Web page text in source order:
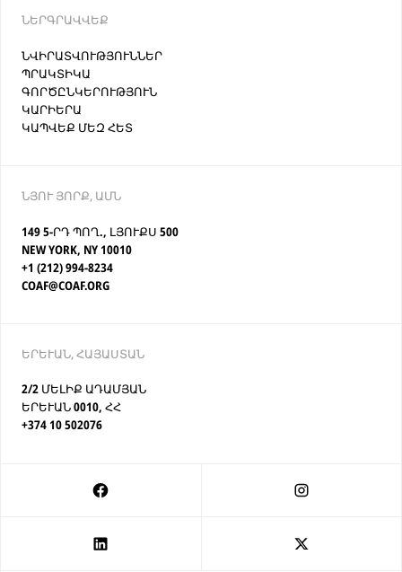
ՆԵՐԳՐԱՎՎԵՔ
ՆՎԻՐԱՏՎՈՒԹՅՈՒՆՆԵՐ
ՊՐԱԿՏԻԿԱ
ԳՈՐԾԸՆԿԵՐՈՒԹՅՈՒՆ
ԿԱՐԻԵՐԱ
ԿԱՊՎԵՔ ՄԵԶ ՀԵՏ
ՆՅՈՒ ՅՈՐՔ, ԱՄՆ
149 5-ՐԴ ՊՈՂ., ԼՅՈՒՔՍ 500
NEW YORK, NY 10010
+1 (212) 994-8234
COAF@COAF.ORG
ԵՐԵՒԱՆ, ՀԱՅԱՍՏԱՆ
2/2 ՄԵԼԻՔ ԱԴԱՄՅԱՆ
ԵՐԵՒԱՆ 0010, ՀՀ
+374 10 502076